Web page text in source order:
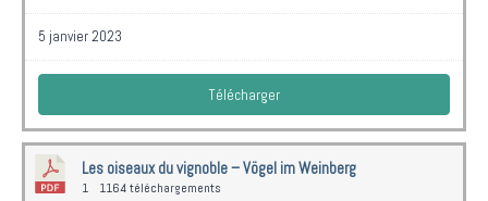
5 janvier 2023
Télécharger
Les oiseaux du vignoble – Vögel im Weinberg
1 1164 téléchargements